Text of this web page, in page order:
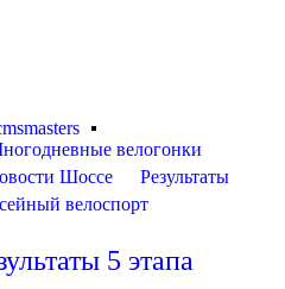
велогонки
Шоссе
Результаты
велоспорт
5 этапа